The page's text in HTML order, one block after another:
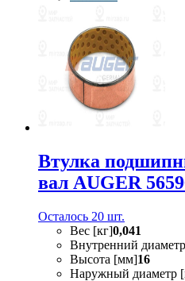
Втулка
вал AUGER
Осталось 20 шт.
Вес [кг]0,041
Внутренний диаметр
Высота [мм]16
Наружный диаметр